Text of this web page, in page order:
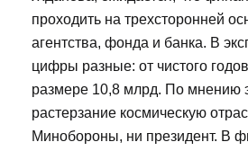
проходить на трехсторонней
агентства, фонда и банка. В
цифры разные: от чистого
размере 10,8 млрд. По мнению
растерзание космическую
Минобороны, ни президент. В